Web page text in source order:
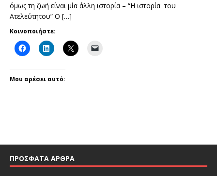
όμως τη ζωή είναι μία άλλη ιστορία – “Η ιστορία του
Ατελεύτητου” Ο […]
Κοινοποιήστε:
Μου αρέσει αυτό:
ΠΡΌΣΦΑΤΑ ΆΡΘΡΑ